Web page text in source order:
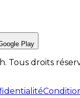
Play
Tous droits